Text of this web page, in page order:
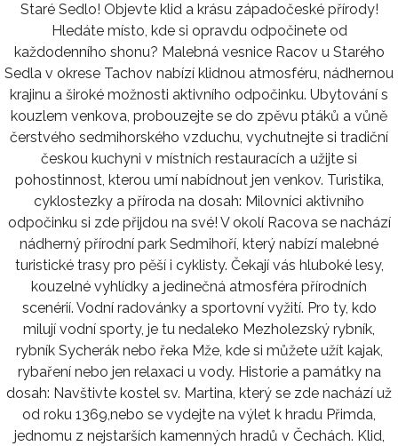
Staré Sedlo! Objevte klid a krásu západočeské přírody!
Hledáte místo, kde si opravdu odpočinete od
každodenního shonu? Malebná vesnice Racov u Starého
Sedla v okrese Tachov nabízí klidnou atmosféru, nádhernou
krajinu a široké možnosti aktivního odpočinku. Ubytování s
kouzlem venkova, probouzejte se do zpěvu ptáků a vůně
čerstvého sedmihorského vzduchu, vychutnejte si tradiční
českou kuchyni v místních restauracích a užijte si
pohostinnost, kterou umí nabídnout jen venkov. Turistika,
cyklostezky a příroda na dosah: Milovníci aktivního
odpočinku si zde přijdou na své! V okolí Racova se nachází
nádherný přírodní park Sedmihoří, který nabízí malebné
turistické trasy pro pěší i cyklisty. Čekají vás hluboké lesy,
kouzelné vyhlídky a jedinečná atmosféra přírodních
scenérií. Vodní radovánky a sportovní vyžití. Pro ty, kdo
milují vodní sporty, je tu nedaleko Mezholezský rybník,
rybník Sycherák nebo řeka Mže, kde si můžete užít kajak,
rybaření nebo jen relaxaci u vody. Historie a památky na
dosah: Navštivte kostel sv. Martina, který se zde nachází už
od roku 1369,nebo se vydejte na výlet k hradu Přimda,
jednomu z nejstarších kamenných hradů v Čechách. Klid,